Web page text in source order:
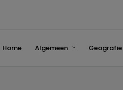
Home Algemeen Geografie